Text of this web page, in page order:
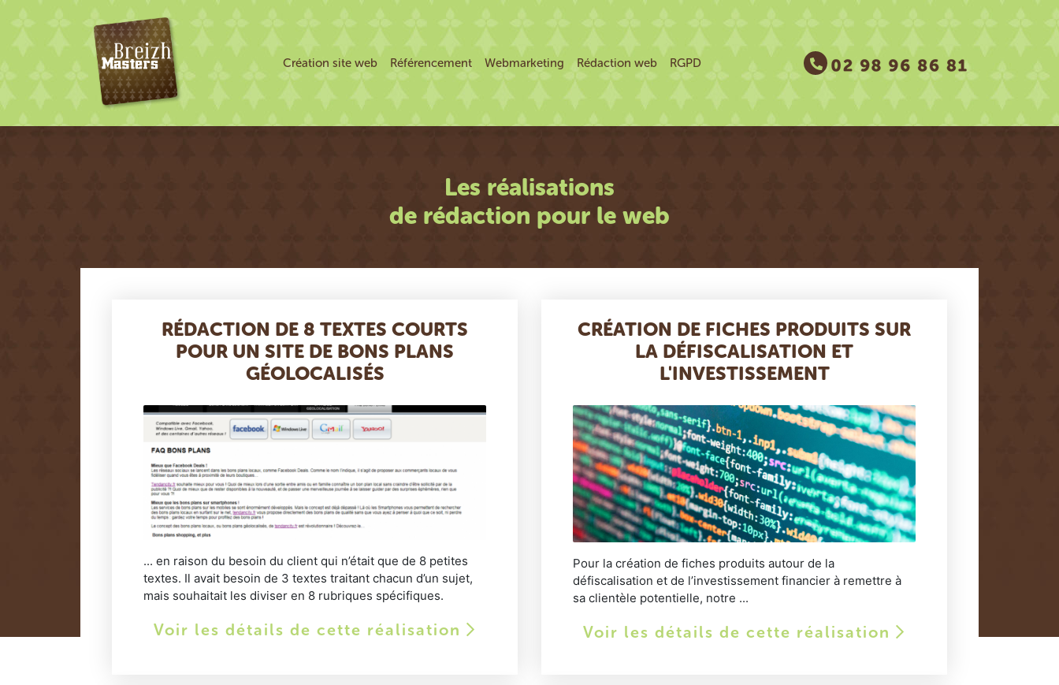
Création site web Référencement Webmarketing Rédaction web RGPD
Les réalisations
de rédaction pour le web
RÉDACTION DE 8 TEXTES COURTS
POUR UN SITE DE BONS PLANS
GÉOLOCALISÉS
... en raison du besoin du client qui n’était que de 8 petites
textes. Il avait besoin de 3 textes traitant chacun d’un sujet,
mais souhaitait les diviser en 8 rubriques spécifiques.
Voir les détails de cette réalisation
CRÉATION DE FICHES PRODUITS SUR
LA DÉFISCALISATION ET
L'INVESTISSEMENT
Pour la création de fiches produits autour de la
défiscalisation et de l’investissement financier à remettre à
sa clientèle potentielle, notre ...
Voir les détails de cette réalisation